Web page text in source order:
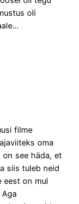
oli
filme
oma
on see häda, et
siis tuleb neid
eest on mul